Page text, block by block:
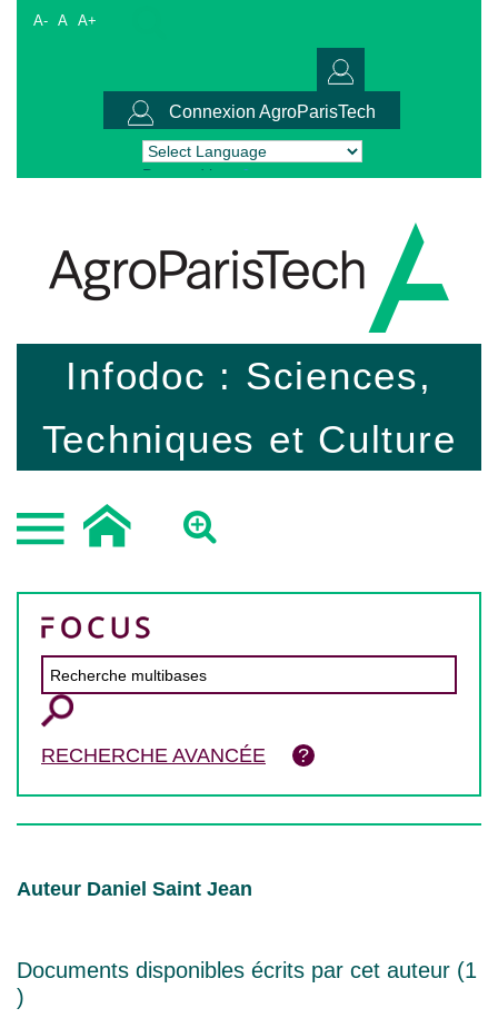
A- A A+
Connexion AgroParisTech
Powered by Translate
Infodoc : Sciences,
Techniques et Culture
RECHERCHE AVANCÉE
Auteur Daniel Saint Jean
Documents disponibles écrits par cet auteur (1
)